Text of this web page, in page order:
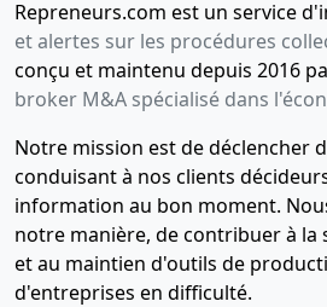
Repreneurs.com est un service
et alertes sur les procédures
conçu et maintenu depuis 2016
broker M&A spécialisé dans
Notre mission est de déclencher
conduisant à nos clients
information au bon moment.
notre manière, de contribuer à la
et au maintien d'outils de
d'entreprises en difficulté.